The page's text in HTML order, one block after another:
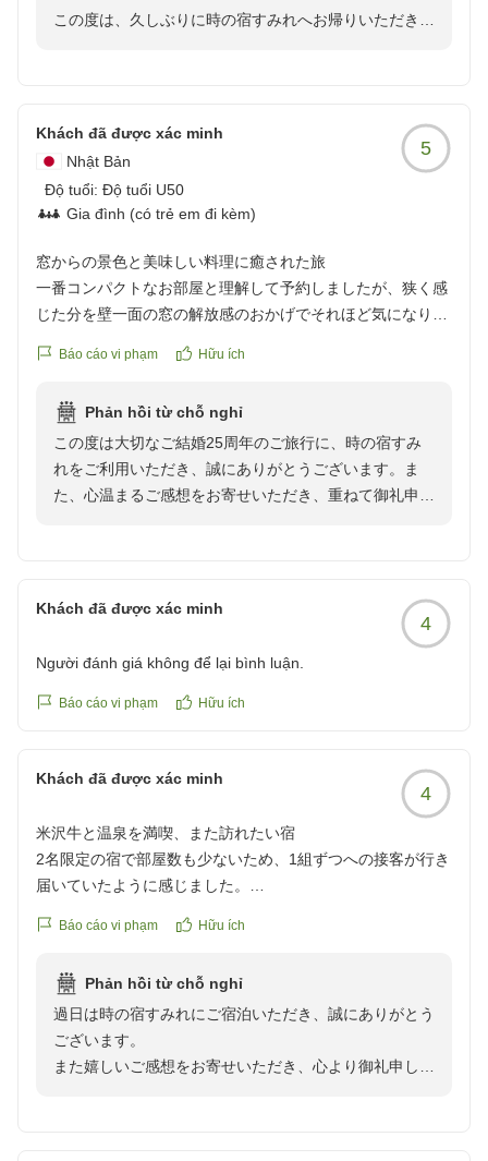
reviewId=33123477961765
この度は、久しぶりに時の宿すみれへお帰りいただき、
いお言葉を頂戴し、大変光栄です。料理人をはじめスタ
また、お部屋やお風呂の清潔さについてもお褒めいただ
しいただけるよう、日々の清掃や館内の手入れを大切に
しておりますので、そのように感じていただけて嬉しく
思います。
ご宿泊料金につきましても、率直なご感想をお寄せいた
を様々な調理法でお楽しみいただく創作懐石料理と、お
二人だけの静かな時間をご提供できるよう、一組一組の
お客様を大切にお迎えしております。価格以上の価値を
感じていただける宿であり続けられるよう、これからも
いを楽しみにお越しくださいませ。またお会いできます
日を、心よりお待ちしております。
感謝をこめて
Khách đã được xác minh
Nhật Bản
Độ tuổi: Độ tuổi U50
Gia đình (có trẻ em đi kèm)
5
窓からの景色と美味しい料理に癒された旅
一番コンパクトなお部屋と理解して予約しましたが、狭く感
じた分を壁一面の窓の解放感のおかげでそれほど気になりま
の音、部屋で過ごした時間全てが癒しの時間でした。お料理
ずっと行ってみたかった夢が叶った幸せな旅でした。
クチコミの詳細はこちらから
https://review.travel.rakuten.co.jp/hotel/voice/144958?
reviewId=33123477577353
Báo cáo vi phạm Hữu ích
Phản hồi từ chỗ nghỉ
この度は大切なご結婚25周年のご旅行に、時の宿すみ
れをご利用いただき、誠にありがとうございます。ま
た、心温まるご感想をお寄せいただき、重ねて御礼申し
聞こえる電車の音まで、ゆったりとした時間として感じ
ていただけたご様子に、私どもも嬉しい気持ちで拝読い
お料理につきましても、一皿一皿を楽しんでいただけた
のご旅行のお手伝いができましたことを、心より嬉しく
これからもお二人にとって穏やかで幸せな時間が続きま
すよう、お祈り申し上げます。
ぜひまた季節を変えてお越しくださいませ。
感謝をこめて
Khách đã được xác minh
4
Người đánh giá không để lại bình luận.
Báo cáo vi phạm Hữu ích
Khách đã được xác minh
4
米沢牛と温泉を満喫、また訪れたい宿
2名限定の宿で部屋数も少ないため、1組ずつへの接客が行き
届いていたように感じました。
夕食の米沢牛の数々のお料理も色々な部位を楽しめて、美味
朝食もご飯が美味しく、味わって食べられました。
お酒好きの家族は、酒蔵内の珍しいワインを頼んで夕食時に
も少しいただきました。
Báo cáo vi phạm Hữu ích
Phản hồi từ chỗ nghỉ
過日は時の宿すみれにご宿泊いただき、誠にありがとう
ございます。
また嬉しいご感想をお寄せいただき、心より御礼申し上